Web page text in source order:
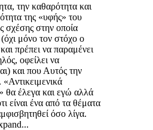
την καθαρότητα και
της «υφής» του
σχέσης στην οποία
(όχι μόνο τον στόχο ο
πρέπει να παραμένει
οφείλει να
και που Αυτός την
«Αντικειμενικά
θα έλεγα και εγώ αλλά
είναι ένα από τα θέματα
όσο λίγα.